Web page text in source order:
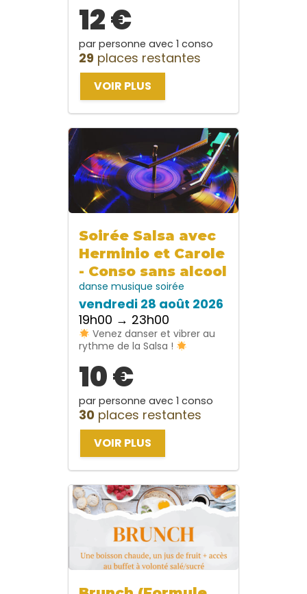
12 €
par personne avec 1 conso
29 places restantes
VOIR PLUS
Soirée Salsa avec
Herminio et Carole
- Conso sans alcool
danse musique soirée
vendredi 28 août 2026
19h00 → 23h00
Venez danser et vibrer au
rythme de la Salsa !
10 €
par personne avec 1 conso
30 places restantes
VOIR PLUS